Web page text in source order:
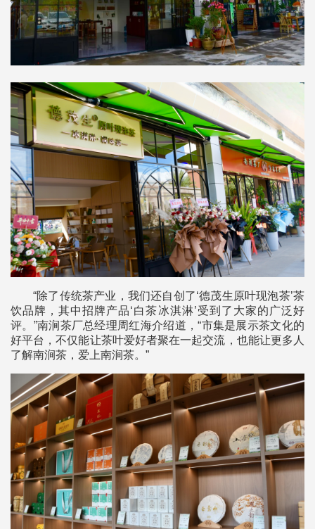
“除了传统茶产业，我们还自创了‘德茂生原叶现泡茶’茶
饮品牌，其中招牌产品‘白茶冰淇淋’受到了大家的广泛好
评。”南涧茶厂总经理周红海介绍道，“市集是展示茶文化的
好平台，不仅能让茶叶爱好者聚在一起交流，也能让更多人
了解南涧茶，爱上南涧茶。”